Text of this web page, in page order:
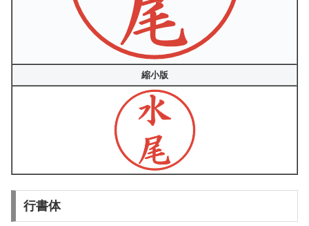
縮小版
行書体